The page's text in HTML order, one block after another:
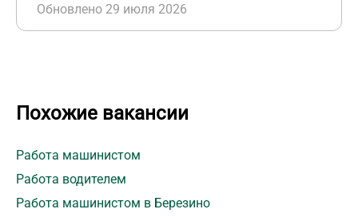
Обновлено 29 июля 2026
Похожие вакансии
Работа машинистом
Работа водителем
Работа машинистом в Березино